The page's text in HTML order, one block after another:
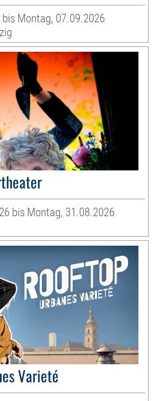
Montag, 07.09.2026
bis Montag, 31.08.2026
Varieté